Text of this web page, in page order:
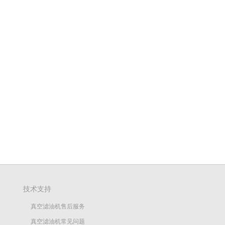
技术支持
真空滤油机售后服务
真空滤油机常见问题